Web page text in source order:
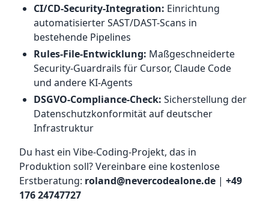
CI/CD-Security-Integration: Einrichtung
automatisierter SAST/DAST-Scans in
bestehende Pipelines
Rules-File-Entwicklung: Maßgeschneiderte
Security-Guardrails für Cursor, Claude Code
und andere KI-Agents
DSGVO-Compliance-Check: Sicherstellung der
Datenschutzkonformität auf deutscher
Infrastruktur
Du hast ein Vibe-Coding-Projekt, das in
Produktion soll? Vereinbare eine kostenlose
Erstberatung: roland@nevercodealone.de | +49
176 24747727